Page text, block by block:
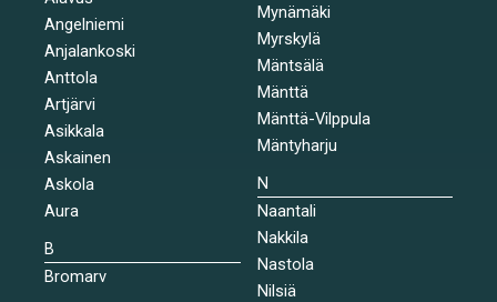
Angelniemi
Anjalankoski
Anttola
Artjärvi
Asikkala
Askainen
Askola
Aura
B
Bromarv
Mynämäki
Myrskylä
Mäntsälä
Mänttä
Mänttä-Vilppula
Mäntyharju
N
Naantali
Nakkila
Nastola
Nilsiä